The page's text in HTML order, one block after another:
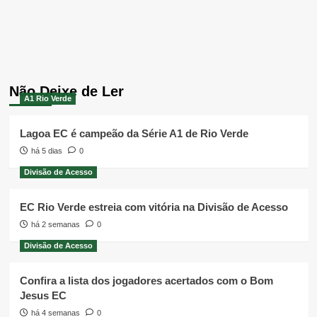
Não Deixe de Ler
A1 Rio Verde
Lagoa EC é campeão da Série A1 de Rio Verde
há 5 dias 0
Divisão de Acesso
EC Rio Verde estreia com vitória na Divisão de Acesso
há 2 semanas 0
Divisão de Acesso
Confira a lista dos jogadores acertados com o Bom
Jesus EC
há 4 semanas 0